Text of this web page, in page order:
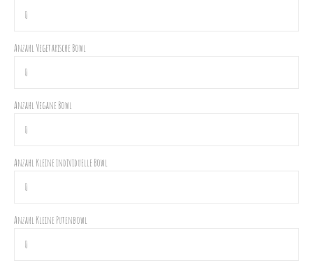
Anzahl Vegetarische Bowl
Anzahl Vegane Bowl
Anzahl Kleine individuelle Bowl
Anzahl Kleine Putenbowl